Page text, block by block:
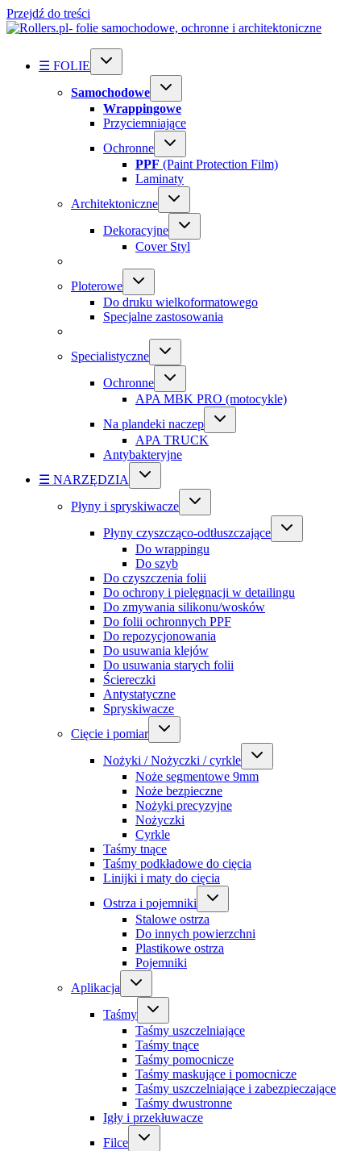
Przejdź do treści
☰ FOLIE
Samochodowe
Wrappingowe
Przyciemniające
Ochronne
PPF (Paint Protection Film)
Laminaty
Architektoniczne
Dekoracyjne
Cover Styl
Ploterowe
Do druku wielkoformatowego
Specjalne zastosowania
Specialistyczne
Ochronne
APA MBK PRO (motocykle)
Na plandeki naczep
APA TRUCK
Antybakteryjne
☰ NARZĘDZIA
Płyny i spryskiwacze
Płyny czyszcząco-odtłuszczające
Do wrappingu
Do szyb
Do czyszczenia folii
Do ochrony i pielęgnacji w detailingu
Do zmywania silikonu/wosków
Do folii ochronnych PPF
Do repozycjonowania
Do usuwania klejów
Do usuwania starych folii
Ściereczki
Antystatyczne
Spryskiwacze
Cięcie i pomiar
Nożyki / Nożyczki / cyrkle
Noże segmentowe 9mm
Noże bezpieczne
Nożyki precyzyjne
Nożyczki
Cyrkle
Taśmy tnące
Taśmy podkładowe do cięcia
Linijki i maty do cięcia
Ostrza i pojemniki
Stalowe ostrza
Do innych powierzchni
Plastikowe ostrza
Pojemniki
Aplikacja
Taśmy
Taśmy uszczelniające
Taśmy tnące
Taśmy pomocnicze
Taśmy maskujące i pomocnicze
Taśmy uszczelniające i zabezpieczające
Taśmy dwustronne
Igły i przekłuwacze
Filce